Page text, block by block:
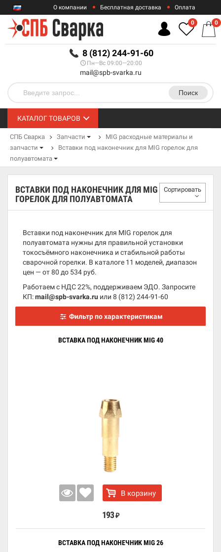
RUB
О компании Бесплатная доставка Оплата
Гарантии
8 (812) 244-91-60
Пн—Вс 09:00—20:00
mail@spb-svarka.ru
Поиск
0 0
КАТАЛОГ ТОВАРОВ
СПБ Сварка Запчасти
MIG расходные материалы и
запчасти
Вставки под наконечник для MIG горелок для
полуавтомата
ВСТАВКИ ПОД НАКОНЕЧНИК ДЛЯ MIG
ГОРЕЛОК ДЛЯ ПОЛУАВТОМАТА
Сортировать
Вставки под наконечник для MIG горелок для
полуавтомата нужны для правильной установки
токосъёмного наконечника и стабильной работы
сварочной горелки. В каталоге 11 моделей, диапазон
цен — от 80 до 534 руб.
Работаем с НДС 22%, поддерживаем ЭДО. Запросите
КП:mail@spb-svarka.ru или 8 (812) 244-91-60
Фильтр по характеристикам
ВСТАВКА ПОД НАКОНЕЧНИК MIG 40
В корзину
193 ₽
ВСТАВКА ПОД НАКОНЕЧНИК MIG 26